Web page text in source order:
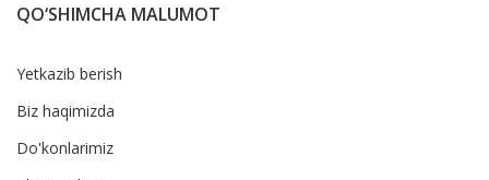
QO‘SHIMCHA MALUMOT
Yetkazib berish
Biz haqimizda
Do'konlarimiz